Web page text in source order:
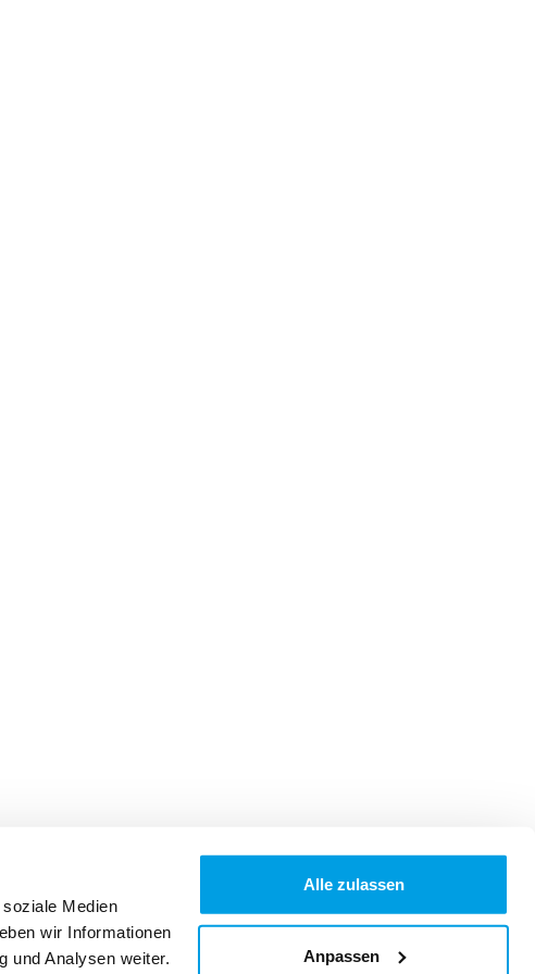
Medien
wir Informationen
und Analysen weiter.
Alle zulassen
Anpassen